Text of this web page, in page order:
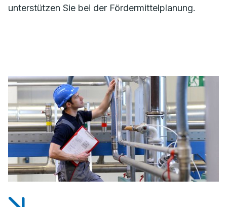
unterstützen Sie bei der Fördermittelplanung.